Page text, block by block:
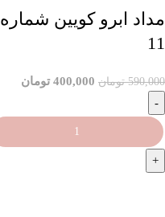
مداد ابرو کویین شماره
11
590,000 تومان 400,000 تومان